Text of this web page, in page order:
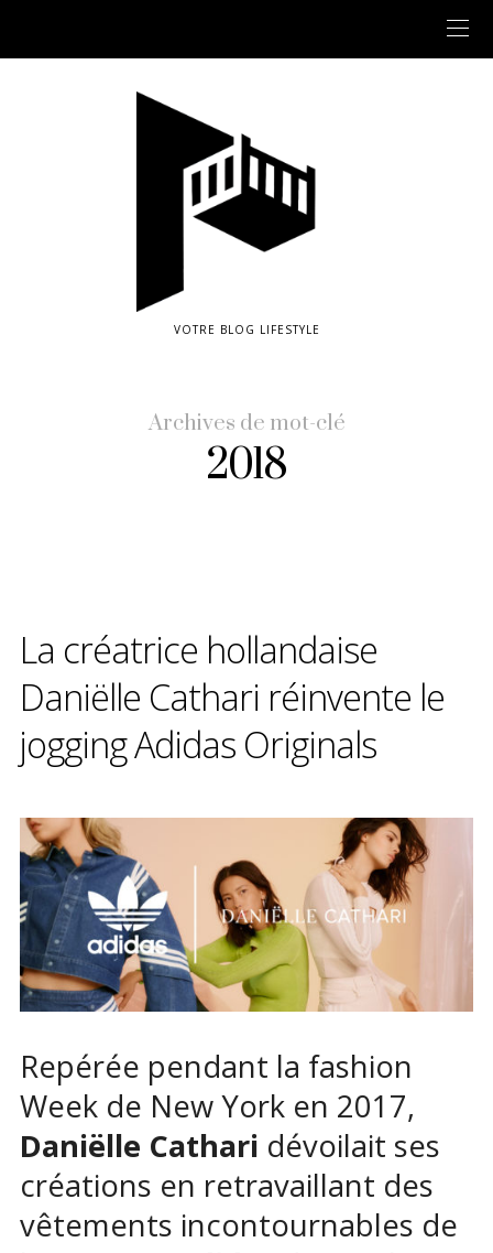
VOTRE BLOG LIFESTYLE
Archives de mot-clé
2018
La créatrice hollandaise
Daniëlle Cathari réinvente le
jogging Adidas Originals
Repérée pendant la fashion
Week de New York en 2017,
Daniëlle Cathari dévoilait ses
créations en retravaillant des
vêtements incontournables de